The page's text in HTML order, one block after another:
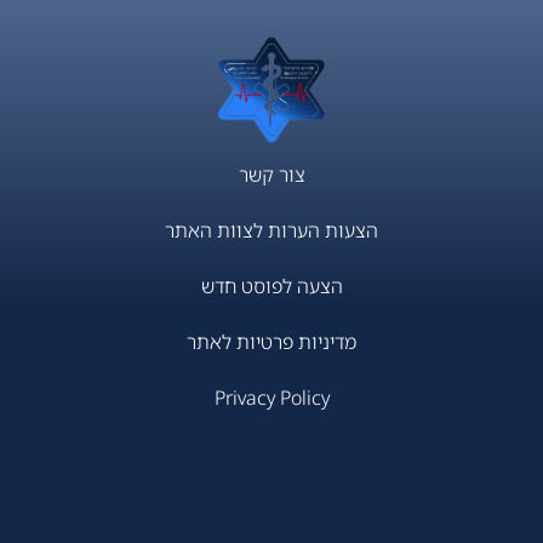
הצעות הערות לצוות האתר
הצעה לפוסט חדש
מדיניות פרטיות לאתר
Privacy Policy